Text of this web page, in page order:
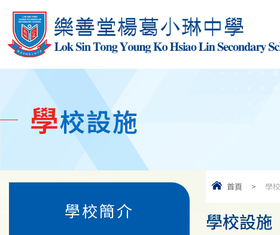
學校設施
首頁 > 學
學校設施
學校簡介